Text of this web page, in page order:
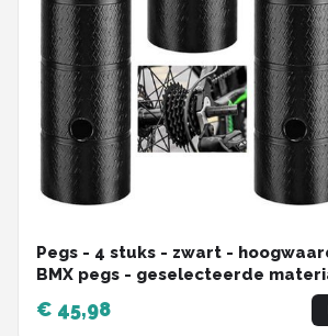
Pegs - 4 stuks - zwart -
BMX pegs - geselecteerde
eenvoudige installatie - fiets-
geschikt voor racefietsen,
€ 45,98